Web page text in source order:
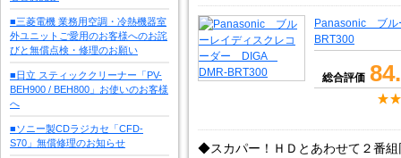
■三菱電機 業務用空調・冷熱機器室
外ユニットご愛用のお客様へのお詫
びと無償点検・修理のお願い
■日立 スティッククリーナー「PV-
BEH900 / BEH800」お使いのお客様
へ
■ソニー製CDラジカセ「CFD-
S70」無償修理のお知らせ
Panasonic ブル
BRT300
総合評価
◆スカパー！ＨＤとあわせて２番組